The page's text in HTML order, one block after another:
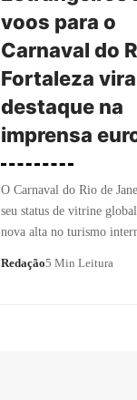
voos para o
Carnaval do
Fortaleza vira
destaque na
imprensa
O Carnaval do Rio de
seu status de vitrine
nova alta no turismo
Redação5 Min Leitura